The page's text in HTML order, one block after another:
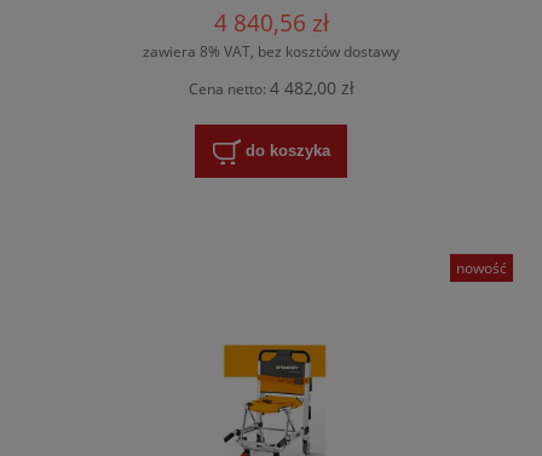
4 840,56 zł
zawiera 8% VAT, bez kosztów dostawy
Cena netto: 4 482,00 zł
do koszyka
nowość